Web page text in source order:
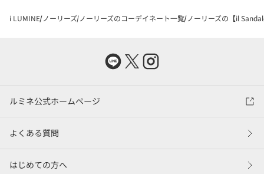
i LUMINE ノーリーズ ノーリーズのコーデイネート一覧 ノーリーズの【il
ルミネ公式ホームページ
よくある質問
はじめての方へ